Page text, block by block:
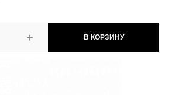
+ В КОРЗИНУ